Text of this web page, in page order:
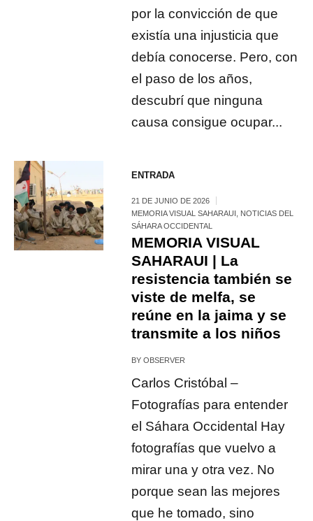
por la convicción de que
existía una injusticia que
debía conocerse. Pero, con
el paso de los años,
descubrí que ninguna
causa consigue ocupar...
ENTRADA
21 DE JUNIO DE 2026
MEMORIA VISUAL SAHARAUI
NOTICIAS DEL
SÁHARA OCCIDENTAL
MEMORIA VISUAL
SAHARAUI | La
resistencia también se
viste de melfa, se
reúne en la jaima y se
transmite a los niños
BYOBSERVER
Carlos Cristóbal –
Fotografías para entender
el Sáhara Occidental Hay
fotografías que vuelvo a
mirar una y otra vez. No
porque sean las mejores
que he tomado, sino